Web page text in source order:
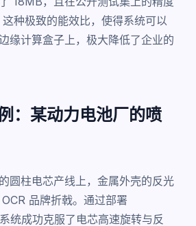
种极致的能效比，使得系统可以
缘计算盒子上，极大降低了企业的
：某动力电池厂的喷
圆柱电芯产线上，金属外壳的反光
品牌折戟。通过部署
统成功克服了电芯高速旋转与反